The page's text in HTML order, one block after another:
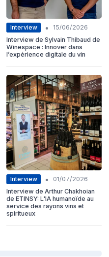
Interview •
15/06/2026
Interview de Sylvain Thibaud de
Winespace : Innover dans
l’expérience digitale du vin
Interview •
01/07/2026
Interview de Arthur Chakhoian
de ETINSY: L'IA humanoïde au
service des rayons vins et
spiritueux